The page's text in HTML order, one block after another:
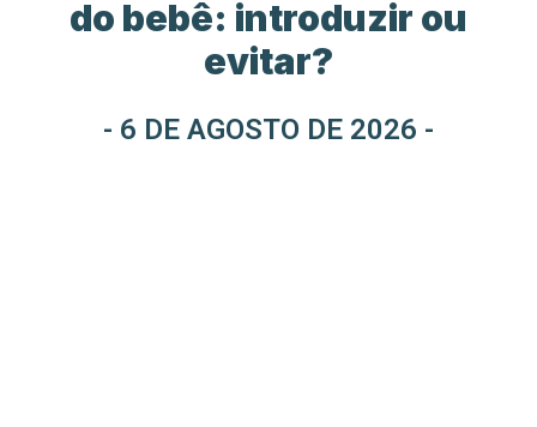
do bebê: introduzir ou
evitar?
- 6 DE AGOSTO DE 2026 -